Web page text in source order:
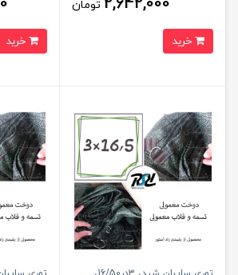
تومان